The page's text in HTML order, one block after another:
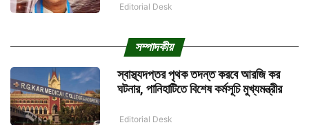
Editorial Desk
সম্পাদকীয়
স্বাস্থ্যদপ্তর পৃথক তদন্ত করবে আরজি কর
ঘটনার, পানিহাটিতে বিশেষ কর্মসূচি মুখ্যমন্ত্রীর
Editorial Desk